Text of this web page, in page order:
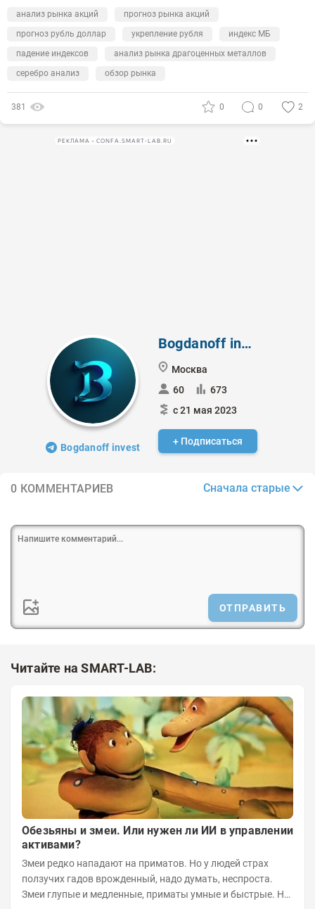
анализ рынка акций
прогноз рынка акций
прогноз рубль доллар
укрепление рубля
индекс МБ
падение индексов
анализ рынка драгоценных металлов
серебро анализ
обзор рынка
381 0 0 2
РЕКЛАМА • CONFA.SMART-LAB.RU
Bogdanoff invest
Bogdanoff invest
Москва
60
673
с 21 мая 2023
+ Подписаться
0 КОММЕНТАРИЕВ Сначала старые
ОТПРАВИТЬ
Читайте на SMART-LAB:
Обезьяны и змеи. Или нужен ли ИИ в управлении
активами?
Змеи редко нападают на приматов. Но у людей страх
ползучих гадов врожденный, надо думать, неспроста.
Змеи глупые и медленные, приматы умные и быстрые. Но